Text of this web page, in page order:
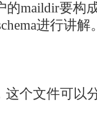
的maildir要构
进行讲解
这个文件可以